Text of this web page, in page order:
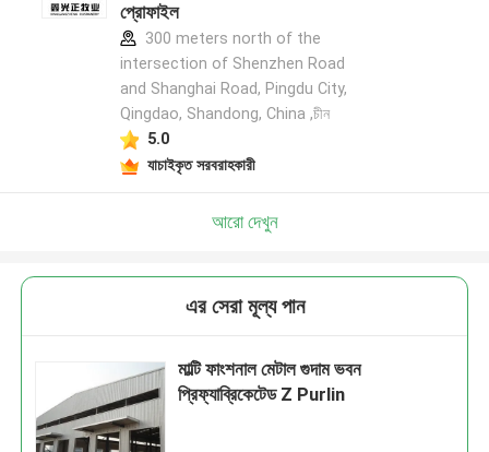
প্রোফাইল
300 meters north of the
intersection of Shenzhen Road
and Shanghai Road, Pingdu City,
Qingdao, Shandong, China ,চীন
5.0
যাচাইকৃত সরবরাহকারী
আরো দেখুন
এর সেরা মূল্য পান
মাল্টি ফাংশনাল মেটাল গুদাম ভবন
প্রিফ্যাব্রিকেটেড Z Purlin